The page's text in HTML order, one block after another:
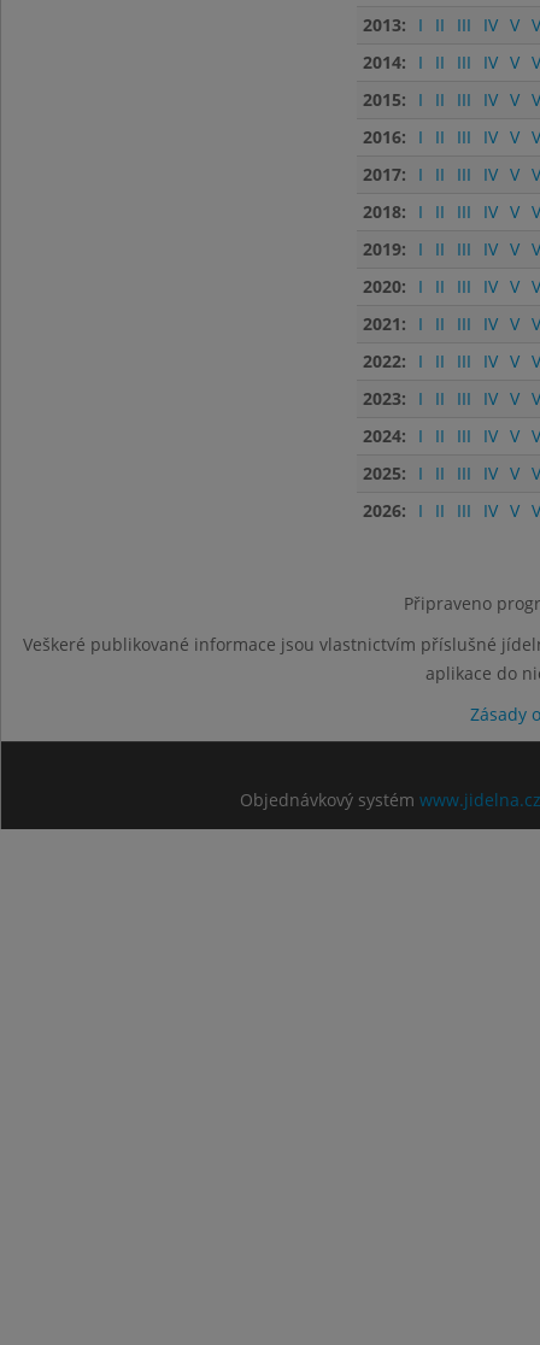
2013:
I II III IV V
2014:
I II III IV V
2015:
I II III IV V
2016:
I II III IV V
2017:
I II III IV V
2018:
I II III IV V
2019:
I II III IV V
2020:
I II III IV V
2021:
I II III IV V
2022:
I II III IV V
2023:
I II III IV V
2024:
I II III IV V
2025:
I II III IV V
2026:
I II III IV V
Připraveno
Veškeré publikované informace jsou vlastnictvím příslušné
aplikace do
Zásady
Objednávkový systém www.jidelna.cz